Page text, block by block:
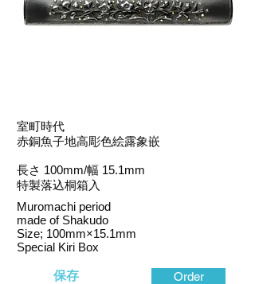
室町時代
赤銅魚子地高彫色絵露象嵌
長さ 100mm/幅 15.1mm
特製落込桐箱入
Muromachi period
made of Shakudo
Size; 100mm×15.1mm
Special Kiri Box
保存 Order